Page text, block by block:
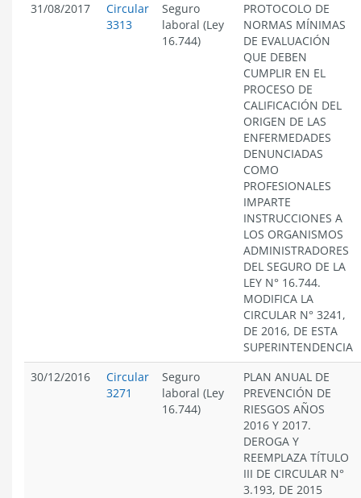
31/08/2017
Circular
3313
Seguro
laboral (Ley
16.744)
PROTOCOLO DE
NORMAS MÍNIMAS
DE EVALUACIÓN
QUE DEBEN
CUMPLIR EN EL
PROCESO DE
CALIFICACIÓN DEL
ORIGEN DE LAS
ENFERMEDADES
DENUNCIADAS
COMO
PROFESIONALES
IMPARTE
INSTRUCCIONES A
LOS ORGANISMOS
ADMINISTRADORES
DEL SEGURO DE LA
LEY N° 16.744.
MODIFICA LA
CIRCULAR N° 3241,
DE 2016, DE ESTA
SUPERINTENDENCIA
30/12/2016
Circular
3271
Seguro
laboral (Ley
16.744)
PLAN ANUAL DE
PREVENCIÓN DE
RIESGOS AÑOS
2016 Y 2017.
DEROGA Y
REEMPLAZA TÍTULO
III DE CIRCULAR N°
3.193, DE 2015